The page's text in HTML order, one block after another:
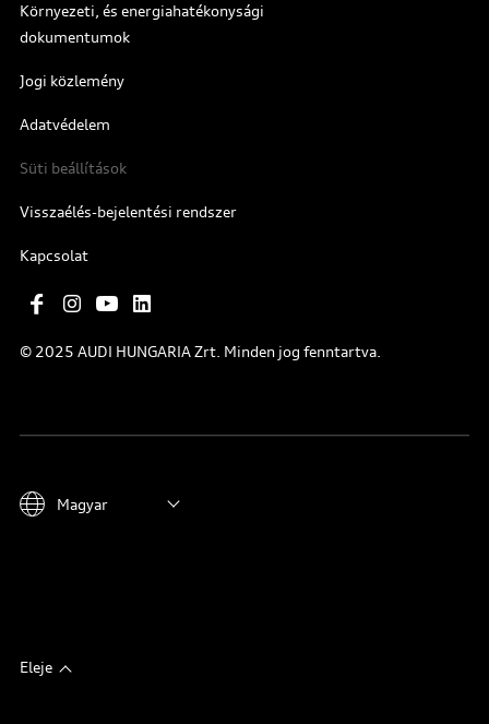
Környezeti, és energiahatékonysági
dokumentumok
Jogi közlemény
Adatvédelem
Süti beállítások
Visszaélés-bejelentési rendszer
Kapcsolat
© 2025 AUDI HUNGARIA Zrt. Minden jog fenntartva.
Magyar
Eleje